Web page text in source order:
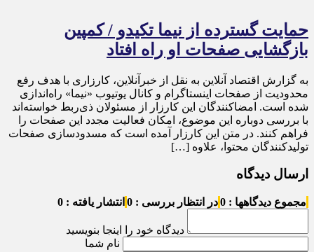
حمایت گسترده از نیما تکیدو / کمپین
بازگشایی صفحات او راه افتاد
به گزارش اقتصاد آنلاین به نقل از خبرآنلاین، کارزاری با هدف رفع
محدودیت از صفحات اینستاگرام و کانال یوتیوب «نیما» راه‌اندازی
شده است. امضاکنندگان این کارزار از مسئولان ذی‌ربط خواسته‌اند
با بررسی دوباره این موضوع، امکان فعالیت مجدد این صفحات را
فراهم کنند. در متن این کارزار آمده است که مسدودسازی صفحات
تولیدکنندگان محتوا، علاوه […]
ارسال دیدگاه
مجموع دیدگاهها : 0 در انتظار بررسی : 0 انتشار یافته : 0
دیدگاه خود را اینجا بنویسید
نام شما